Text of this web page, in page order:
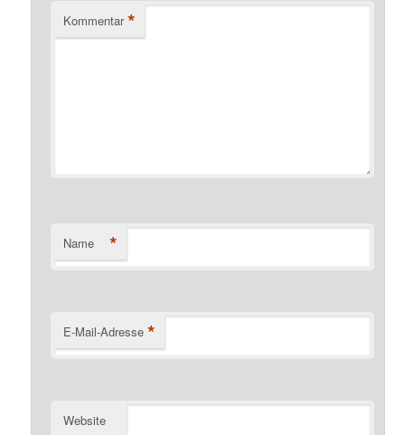
Kommentar *
Name *
E-Mail-Adresse *
Website